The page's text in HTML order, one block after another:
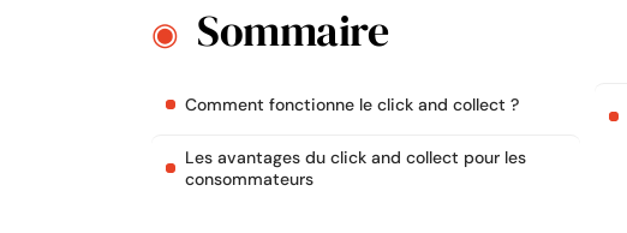
Sommaire
Comment fonctionne le click and collect ?
Les avantages du click and collect pour les
consommateurs